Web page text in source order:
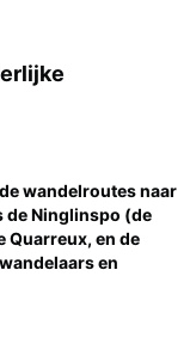
wandelroutes naar
de Ninglinspo (de
Quarreux, en de
en